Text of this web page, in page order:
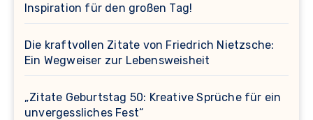
Inspiration für den großen Tag!
Die kraftvollen Zitate von Friedrich Nietzsche:
Ein Wegweiser zur Lebensweisheit
„Zitate Geburtstag 50: Kreative Sprüche für ein
unvergessliches Fest“